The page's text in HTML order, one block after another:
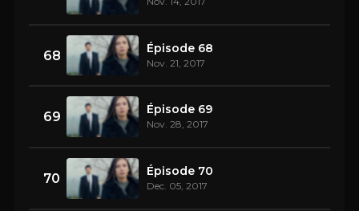
68 Épisode 68
Nov. 21, 2017
69 Épisode 69
Nov. 28, 2017
70 Épisode 70
Dec. 05, 2017